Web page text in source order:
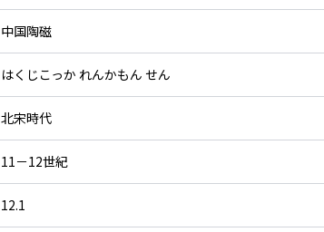
中国陶磁
はくじこっか れんかもん せん
北宋時代
11－12世紀
12.1